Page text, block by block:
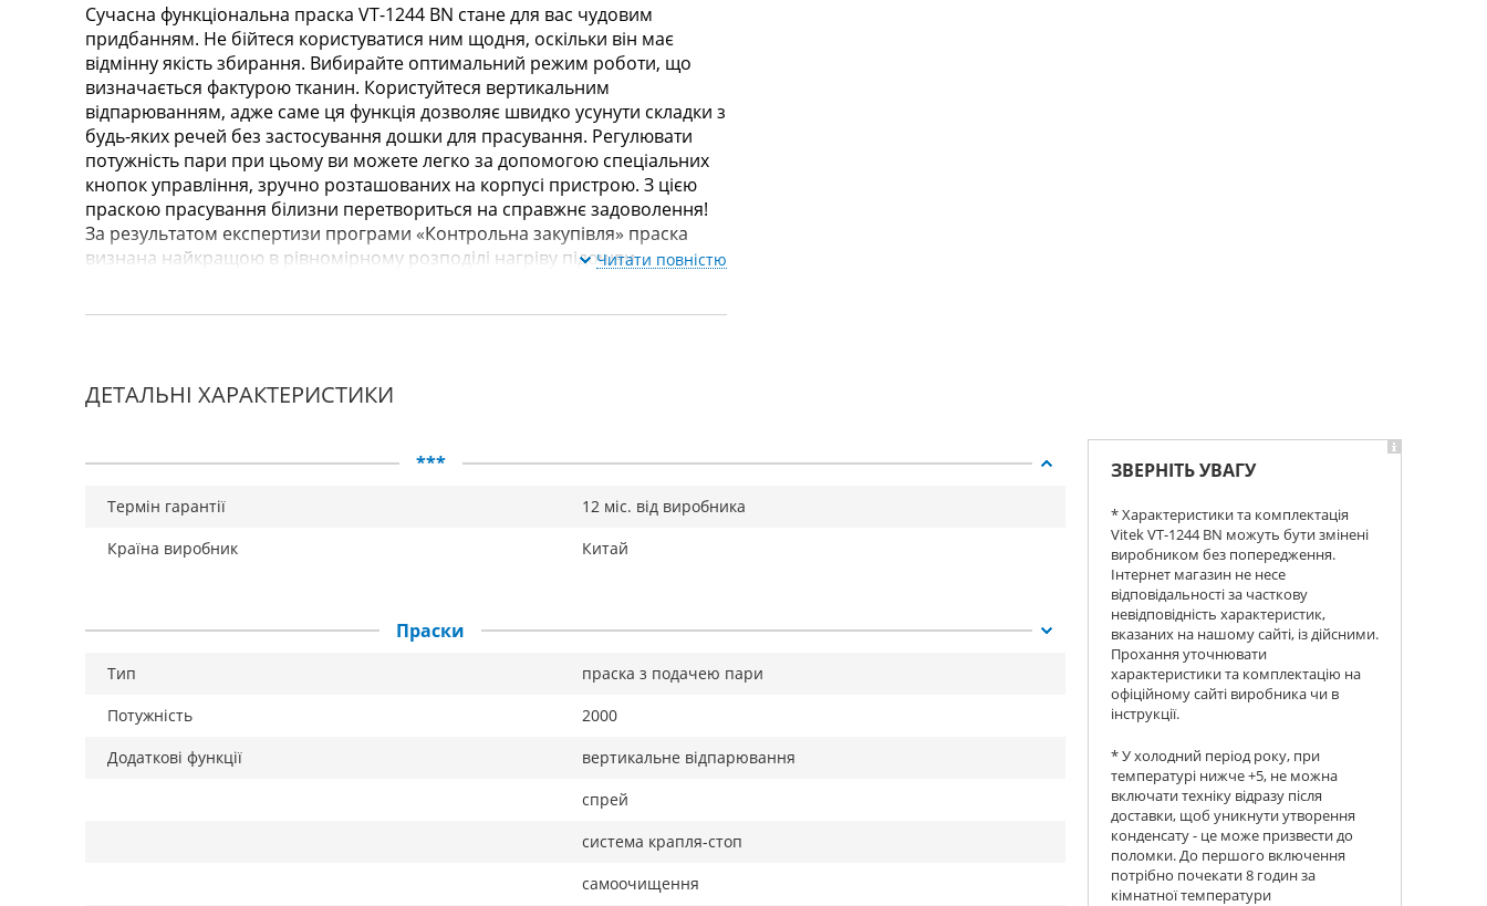
Сучасна функціональна праска VT-1244 BN стане для вас чудовим
придбанням. Не бійтеся користуватися ним щодня, оскільки він має
відмінну якість збирання. Вибирайте оптимальний режим роботи, що
визначається фактурою тканин. Користуйтеся вертикальним
відпарюванням, адже саме ця функція дозволяє швидко усунути складки з
будь-яких речей без застосування дошки для прасування. Регулювати
потужність пари при цьому ви можете легко за допомогою спеціальних
кнопок управління, зручно розташованих на корпусі пристрою. З цією
праскою прасування білизни перетвориться на справжнє задоволення!
За результатом експертизи програми «Контрольна закупівля» праска
визнана найкращою в рівномірному розподілі нагріву підошви.Читати повністю
ДЕТАЛЬНІ ХАРАКТЕРИСТИКИ
***
Термін гарантії
12 міс. від виробника
Країна виробник
Китай
Праски
Тип
праска з подачею пари
Потужність
2000
Додаткові функції
вертикальне відпарювання
спрей
система крапля-стоп
самоочищення
ЗВЕРНІТЬ УВАГУ
* Характеристики та комплектація
Vitek VT-1244 BN можуть бути змінені
виробником без попередження.
Інтернет магазин не несе
відповідальності за часткову
невідповідність характеристик,
вказаних на нашому сайті, із дійсними.
Прохання уточнювати
характеристики та комплектацію на
офіційному сайті виробника чи в
інструкції.
* У холодний період року, при
температурі нижче +5, не можна
включати техніку відразу після
доставки, щоб уникнути утворення
конденсату - це може призвести до
поломки. До першого включення
потрібно почекати 8 годин за
кімнатної температури